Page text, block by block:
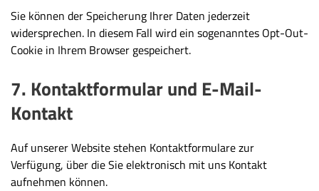
Sie können der Speicherung Ihrer Daten jederzeit
widersprechen. In diesem Fall wird ein sogenanntes Opt-Out-
Cookie in Ihrem Browser gespeichert.
7. Kontaktformular und E-Mail-
Kontakt
Auf unserer Website stehen Kontaktformulare zur
Verfügung, über die Sie elektronisch mit uns Kontakt
aufnehmen können.